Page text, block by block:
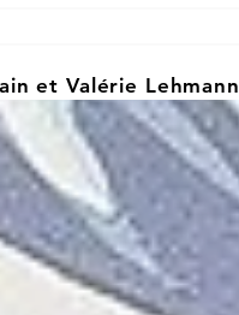
et Valérie Lehmann